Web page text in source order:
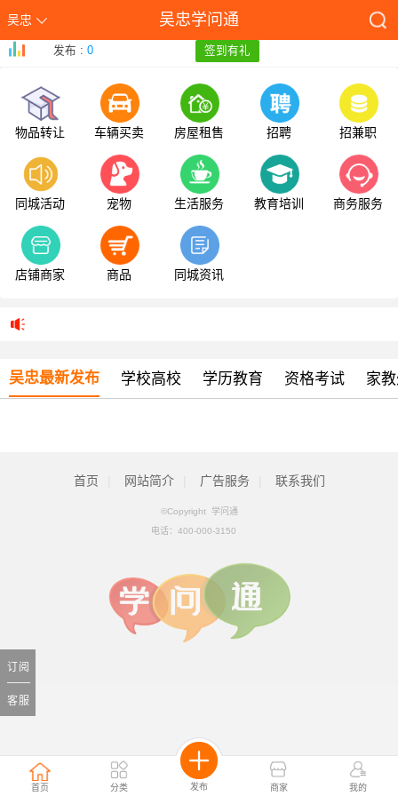
吴忠 吴忠学问通
首页 分类 发布 商家 我的
发布 :0 签到有礼
物品转让 车辆买卖 房屋租售 招聘 招兼职
同城活动 宠物 生活服务 教育培训 商务服务
店铺商家 商品 同城资讯
吴忠最新发布 学校高校 学历教育 资格考试 家
订阅
客服
首页 网站简介 广告服务 联系我们
©Copyright 学问通
电话： 400-000-3150